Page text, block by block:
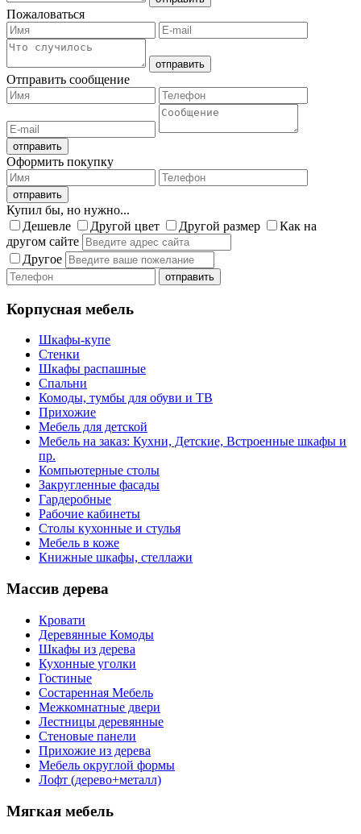
Пожаловаться
Отправить сообщение
Оформить покупку
Купил бы, но нужно...
Дешевле
Другой цвет Другой размер
Как на
другом сайте
Другое
Корпусная мебель
Шкафы-купе
Стенки
Шкафы распашные
Спальни
Комоды, тумбы для обуви и ТВ
Прихожие
Мебель для детской
Мебель на заказ: Кухни, Детские, Встроенные шкафы и
пр.
Компьютерные столы
Закругленные фасады
Гардеробные
Рабочие кабинеты
Столы кухонные и стулья
Мебель в коже
Книжные шкафы, стеллажи
Массив дерева
Кровати
Деревянные Комоды
Шкафы из дерева
Кухонные уголки
Гостиные
Состаренная Мебель
Межкомнатные двери
Лестницы деревянные
Стеновые панели
Прихожие из дерева
Мебель округлой формы
Лофт (дерево+металл)
Мягкая мебель